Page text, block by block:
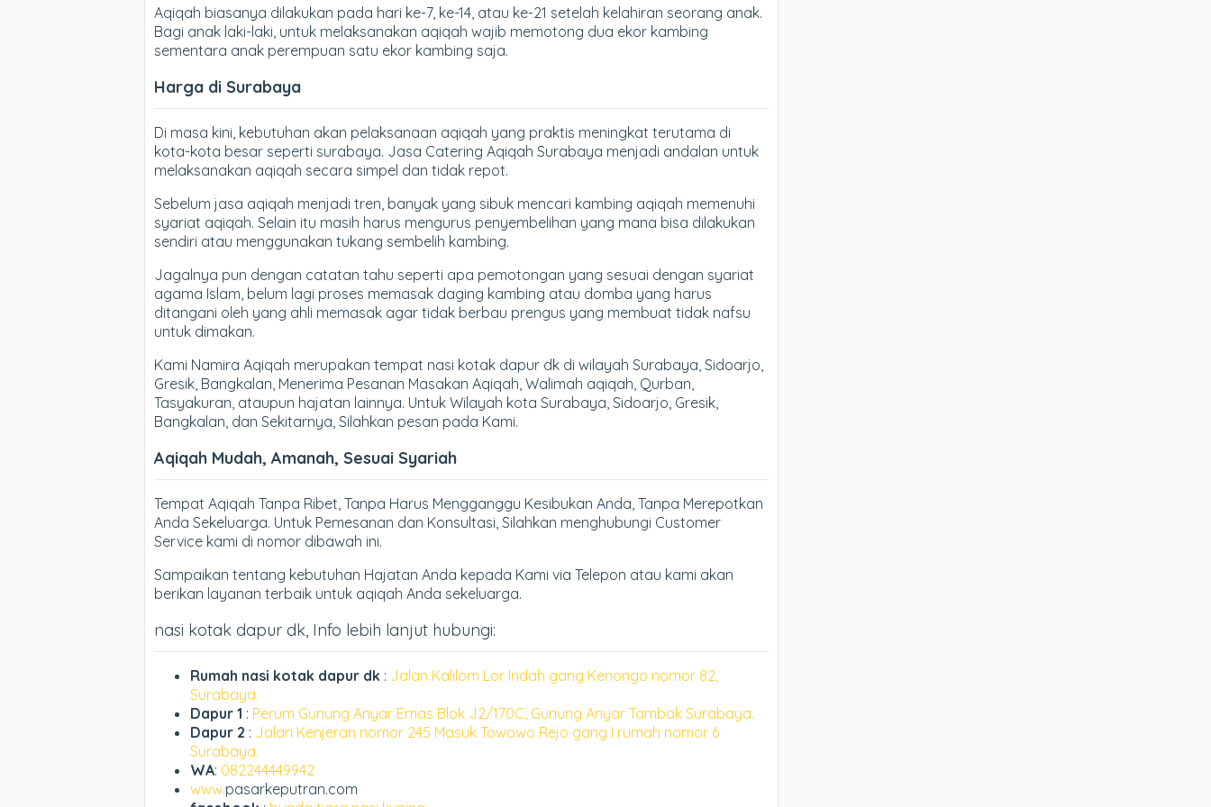
Aqiqah biasanya dilakukan pada hari ke-7, ke-14, atau ke-21 setelah kelahiran seorang anak.
Bagi anak laki-laki, untuk melaksanakan aqiqah wajib memotong dua ekor kambing
sementara anak perempuan satu ekor kambing saja.
Harga di Surabaya
Di masa kini, kebutuhan akan pelaksanaan aqiqah yang praktis meningkat terutama di
kota-kota besar seperti surabaya. Jasa Catering Aqiqah Surabaya menjadi andalan untuk
melaksanakan aqiqah secara simpel dan tidak repot.
Sebelum jasa aqiqah menjadi tren, banyak yang sibuk mencari kambing aqiqah memenuhi
syariat aqiqah. Selain itu masih harus mengurus penyembelihan yang mana bisa dilakukan
sendiri atau menggunakan tukang sembelih kambing.
Jagalnya pun dengan catatan tahu seperti apa pemotongan yang sesuai dengan syariat
agama Islam, belum lagi proses memasak daging kambing atau domba yang harus
ditangani oleh yang ahli memasak agar tidak berbau prengus yang membuat tidak nafsu
untuk dimakan.
Kami Namira Aqiqah merupakan tempat nasi kotak dapur dk di wilayah Surabaya, Sidoarjo,
Gresik, Bangkalan, Menerima Pesanan Masakan Aqiqah, Walimah aqiqah, Qurban,
Tasyakuran, ataupun hajatan lainnya. Untuk Wilayah kota Surabaya, Sidoarjo, Gresik,
Bangkalan, dan Sekitarnya, Silahkan pesan pada Kami.
Aqiqah Mudah, Amanah, Sesuai Syariah
Tempat Aqiqah Tanpa Ribet, Tanpa Harus Mengganggu Kesibukan Anda, Tanpa Merepotkan
Anda Sekeluarga. Untuk Pemesanan dan Konsultasi, Silahkan menghubungi Customer
Service kami di nomor dibawah ini.
Sampaikan tentang kebutuhan Hajatan Anda kepada Kami via Telepon atau kami akan
berikan layanan terbaik untuk aqiqah Anda sekeluarga.
nasi kotak dapur dk, Info lebih lanjut hubungi:
Rumah nasi kotak dapur dk : Jalan Kalilom Lor Indah gang Kenongo nomor 82,
Surabaya.
Dapur 1 : Perum Gunung Anyar Emas Blok J2/170C, Gunung Anyar Tambak Surabaya.
Dapur 2 : Jalan Kenjeran nomor 245 Masuk Towowo Rejo gang I rumah nomor 6
Surabaya.
WA: 082244449942
www.pasarkeputran.com